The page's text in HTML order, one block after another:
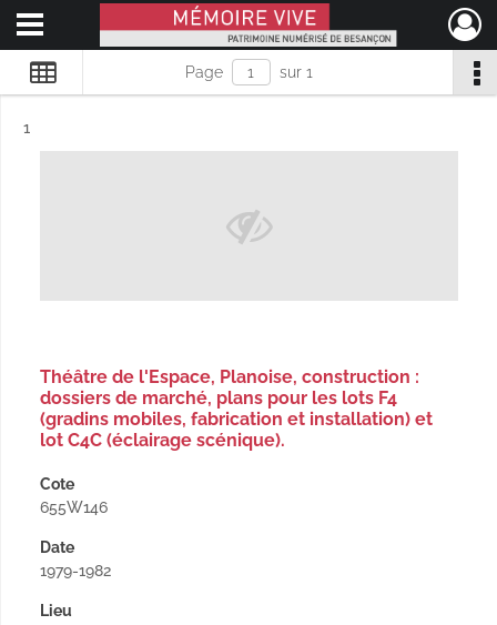
Mémoire Vive patrimoine numérisé de Besançon
Ouvrir le menu déroulant
Page sur 1
Résultat n°
1
Théâtre de l'Espace, Planoise, construction :
dossiers de marché, plans pour les lots F4
(gradins mobiles, fabrication et installation) et
lot C4C (éclairage scénique).
Cote
655W146
Date
1979-1982
Lieu